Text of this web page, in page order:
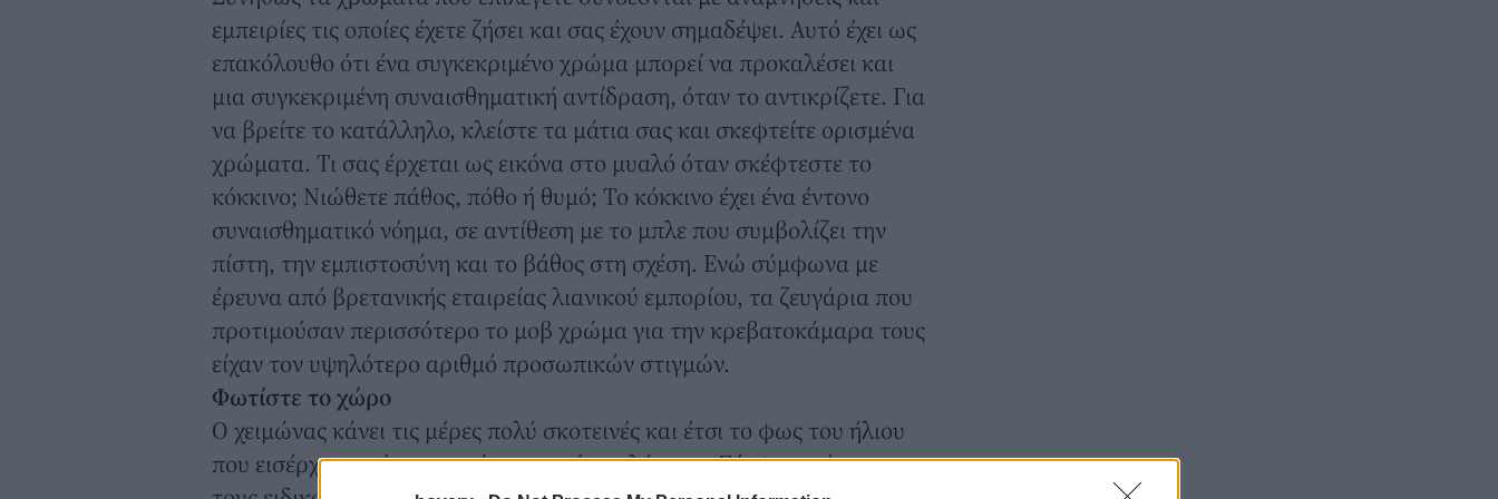
εμπειρίες τις οποίες έχετε ζήσει και σας έχουν σημαδέψει. Αυτό έχει ως
επακόλουθο ότι ένα συγκεκριμένο χρώμα μπορεί να προκαλέσει και
μια συγκεκριμένη συναισθηματική αντίδραση, όταν το αντικρίζετε. Για
να βρείτε το κατάλληλο, κλείστε τα μάτια σας και σκεφτείτε ορισμένα
χρώματα. Τι σας έρχεται ως εικόνα στο μυαλό όταν σκέφτεστε το
κόκκινο; Νιώθετε πάθος, πόθο ή θυμό; Το κόκκινο έχει ένα έντονο
συναισθηματικό νόημα, σε αντίθεση με το μπλε που συμβολίζει την
πίστη, την εμπιστοσύνη και το βάθος στη σχέση. Ενώ σύμφωνα με
έρευνα από βρετανικής εταιρείας λιανικού εμπορίου, τα ζευγάρια που
προτιμούσαν περισσότερο το μοβ χρώμα για την κρεβατοκάμαρα τους
είχαν τον υψηλότερο αριθμό προσωπικών στιγμών.
Φωτίστε το χώρο
Ο χειμώνας κάνει τις μέρες πολύ σκοτεινές και έτσι το φως του ήλιου
που εισέρχεται μέσα στο χώρο σας είναι ελάχιστο. Σύμφωνα όμως με